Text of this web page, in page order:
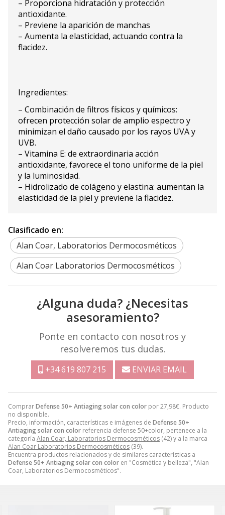
ComprarDefense 50+ Antiaging solar con color por27,98€. Producto
no disponible.
Precio, información, características e imágenes de Defense 50+
Antiaging solar con color referencia defense 50+color, pertenece a la
categoría Alan Coar, Laboratorios Dermocosméticos (42) y a la marca
Alan Coar Laboratorios Dermocosméticos (39).
Encuentra productos relacionados y de similares características a
Defense 50+ Antiaging solar con color en "Cosmética y belleza", "Alan
Coar, Laboratorios Dermocosméticos".
– Proporciona hidratación y protección
antioxidante.
– Previene la aparición de manchas
– Aumenta la elasticidad, actuando contra la
flacidez.
Ingredientes:
– Combinación de filtros físicos y químicos:
ofrecen protección solar de amplio espectro y
minimizan el daño causado por los rayos UVA y
UVB.
– Vitamina E: de extraordinaria acción
antioxidante, favorece el tono uniforme de la piel
y la luminosidad.
– Hidrolizado de colágeno y elastina: aumentan la
elasticidad de la piel y previene la flacidez.
Clasificado en:
Alan Coar, Laboratorios Dermocosméticos
Alan Coar Laboratorios Dermocosméticos
¿Alguna duda? ¿Necesitas
asesoramiento?
Ponte en contacto con nosotros y
resolveremos tus dudas.
+34 619 807 215 ENVIAR EMAIL